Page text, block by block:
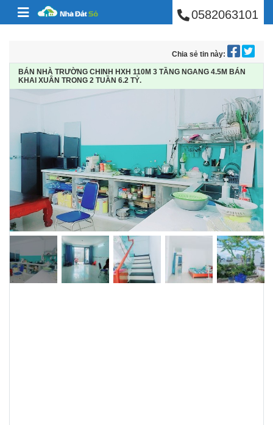
Skip to content BÁN NHÀ PHÚ0582063101
Chia sẻ tin này:
BÁN NHÀ TRƯỜNG CHINH HXH 110M 3 TẦNG NGANG 4.5M BÁN
KHAI XUÂN TRONG 2 TUẦN 6.2 TỶ.